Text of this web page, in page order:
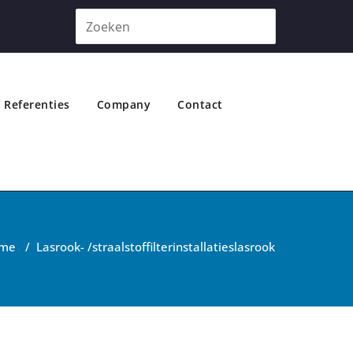
Referenties Company Contact
/ Lasrook- /straalstoffilterinstallatieslasrook